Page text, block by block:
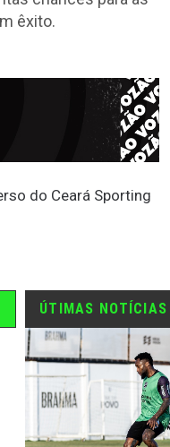
êxito.
do Ceará Sporting
ÚTIMAS NOTÍCIAS